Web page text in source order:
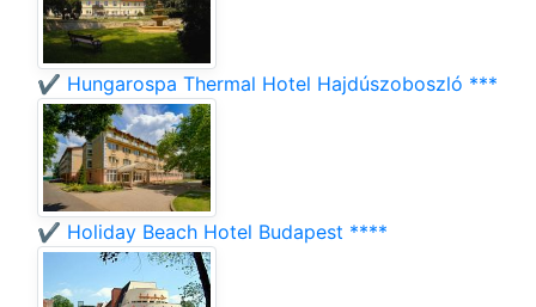
✔️ Hungarospa Thermal Hotel Hajdúszoboszló ***
✔️ Holiday Beach Hotel Budapest ****